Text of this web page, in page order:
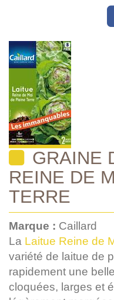
GRAINE
REINE DE
TERRE
Marque : Caillard
La Laitue Reine de
variété de laitue de
rapidement une
cloquées, larges et